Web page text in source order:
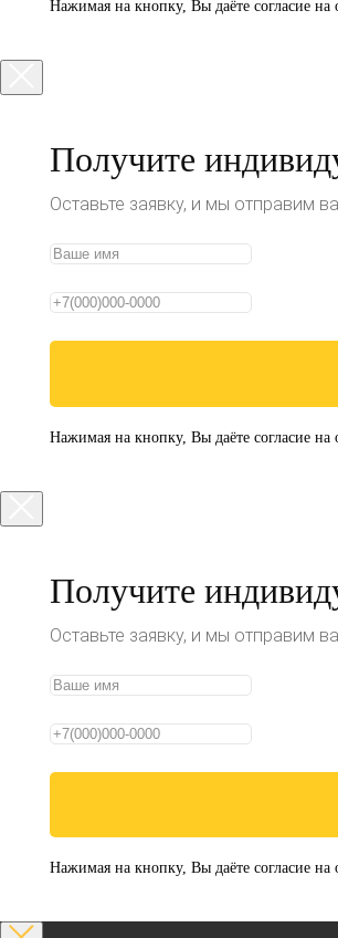
Нажимая на кнопку, Вы даёте согласие на
Получите
Оставьте заявку, и мы отправим
Нажимая на кнопку, Вы даёте согласие на
Получите
Оставьте заявку, и мы отправим
Нажимая на кнопку, Вы даёте согласие на